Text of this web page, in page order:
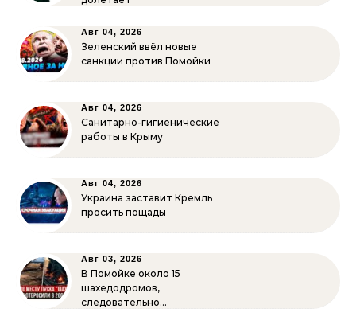
Авг 04, 2026
Зеленский ввёл новые
санкции против Помойки
Авг 04, 2026
Санитарно-гигиенические
работы в Крыму
Авг 04, 2026
Украина заставит Кремль
просить пощады
Авг 03, 2026
В Помойке около 15
шахедодромов,
следовательно…